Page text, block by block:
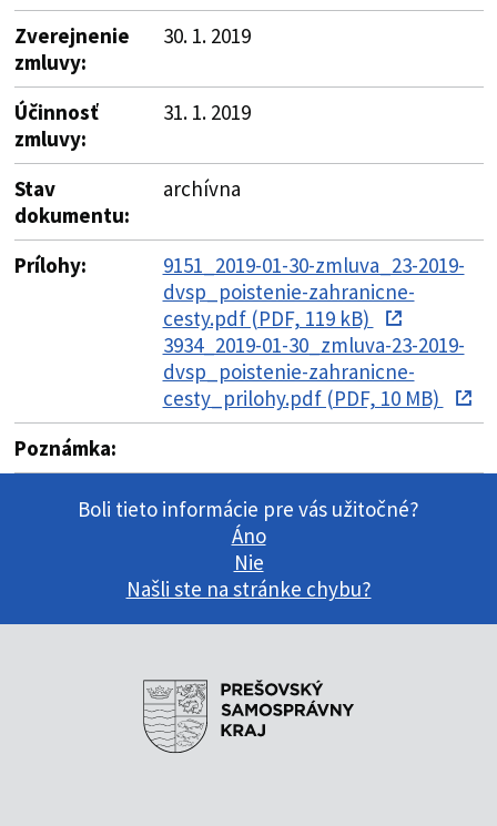
Zverejnenie
zmluvy:
30. 1. 2019
Účinnosť
zmluvy:
31. 1. 2019
Stav
dokumentu:
archívna
Prílohy:
9151_2019-01-30-zmluva_23-2019-
dvsp_poistenie-zahranicne-
cesty.pdf (PDF, 119 kB)
3934_2019-01-30_zmluva-23-2019-
dvsp_poistenie-zahranicne-
cesty_prilohy.pdf (PDF, 10 MB)
Poznámka:
Boli tieto informácie pre vás užitočné?
Áno
Nie
Našli ste na stránke chybu?